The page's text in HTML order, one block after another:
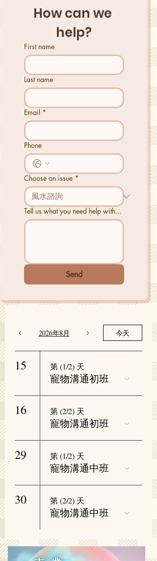
How can we
help?
First name
Last name
Email *
Phone
Choose an issue *
Tell us what you need help with...
Send
2026年8月 今天
15 第 (1/2) 天
寵物溝通初班
16 第 (2/2) 天
寵物溝通初班
29 第 (1/2) 天
寵物溝通中班
30 第 (2/2) 天
寵物溝通中班